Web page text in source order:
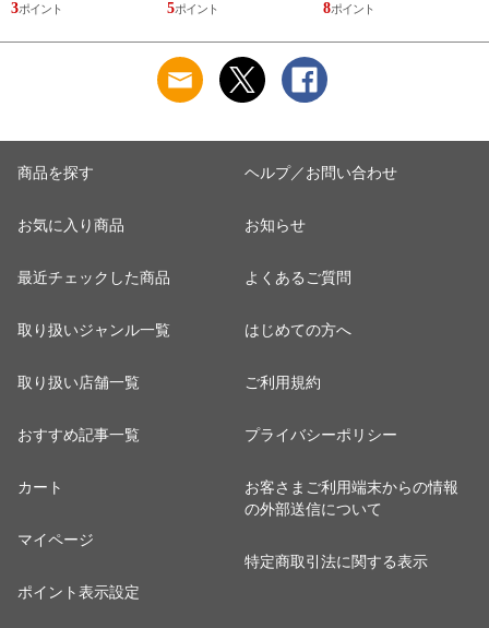
くず取り 排水口 ご
3
デザートプレート ケ
しゃれ ） 【アッシ
ュ】
5
カフェオレ ミルク
8
商品を探す
お気に入り商品
最近チェックした商品
取り扱いジャンル一覧
取り扱い店舗一覧
おすすめ記事一覧
カート
マイページ
ポイント表示設定
ヘルプ／お問い合わせ
お知らせ
よくあるご質問
はじめての方へ
ご利用規約
プライバシーポリシー
お客さまご利用端末からの情報
の外部送信について
特定商取引法に関する表示